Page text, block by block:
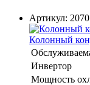
Артикул:
Колонный
Инвертор
Мощность